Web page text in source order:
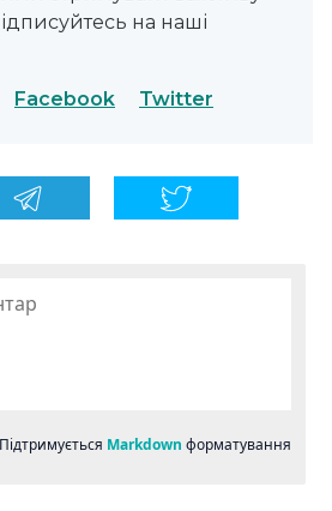
на наші
Facebook Twitter